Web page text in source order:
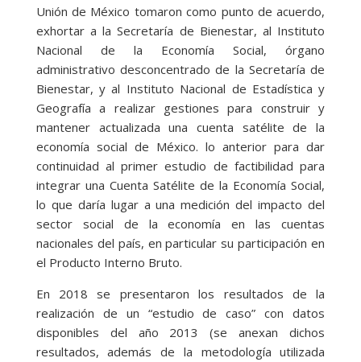
Unión de México tomaron como punto de acuerdo,
exhortar a la Secretaría de Bienestar, al Instituto
Nacional de la Economía Social, órgano
administrativo desconcentrado de la Secretaría de
Bienestar, y al Instituto Nacional de Estadística y
Geografía a realizar gestiones para construir y
mantener actualizada una cuenta satélite de la
economía social de México. lo anterior para dar
continuidad al primer estudio de factibilidad para
integrar una Cuenta Satélite de la Economía Social,
lo que daría lugar a una medición del impacto del
sector social de la economía en las cuentas
nacionales del país, en particular su participación en
el Producto Interno Bruto.
En 2018 se presentaron los resultados de la
realización de un “estudio de caso” con datos
disponibles del año 2013 (se anexan dichos
resultados, además de la metodología utilizada